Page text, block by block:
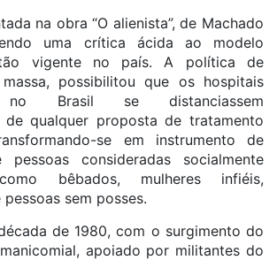
na obra “O alienista”, de Machado
uma crítica ácida ao modelo
vigente no país. A política de
possibilitou que os hospitais
no Brasil se distanciassem
de qualquer proposta de tratamento
se em instrumento de
pessoas consideradas socialmente
bêbados, mulheres infiéis,
sem posses.
de 1980, com o surgimento do
apoiado por militantes do